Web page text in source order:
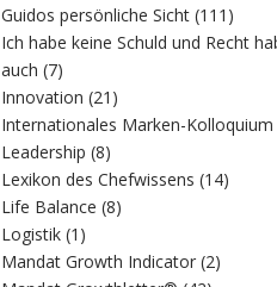
Guidos persönliche Sicht (111)
Ich habe keine Schuld und Recht
auch (7)
Innovation (21)
Internationales Marken-Kolloquium
Leadership (8)
Lexikon des Chefwissens (14)
Life Balance (8)
Logistik (1)
Mandat Growth Indicator (2)